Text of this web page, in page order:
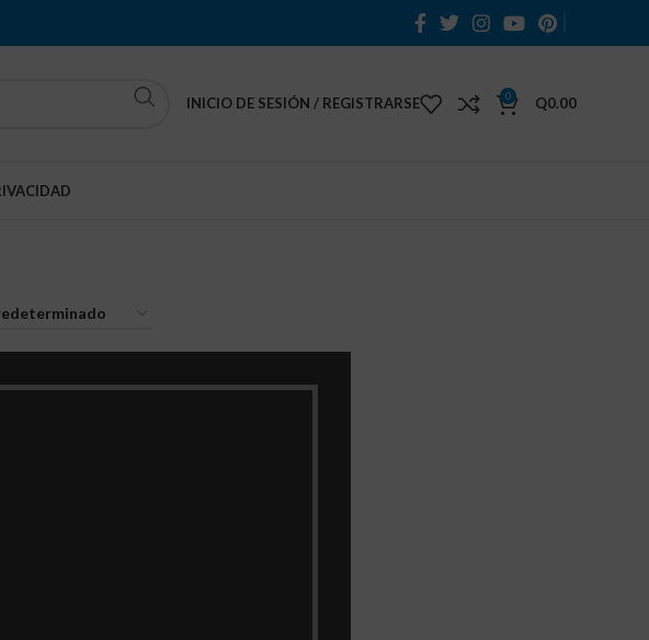
INICIO DE SESIÓN / REGISTRARSE 0 Q0.00